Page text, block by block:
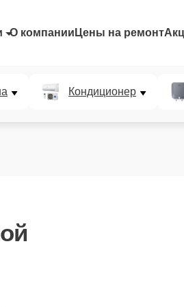
О компании Цены на ремонт
Кондиционер